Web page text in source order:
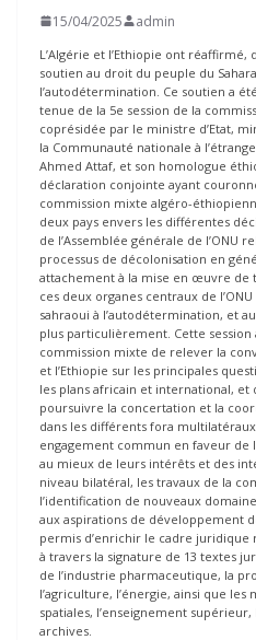
15/04/2025 admin
L’Algérie et l’Ethiopie ont
soutien au droit du peuple du
l’autodétermination. Ce soutien a
tenue de la 5e session de la
coprésidée par le ministre d’Etat,
la Communauté nationale à
Ahmed Attaf, et son homologue
déclaration conjointe ayant
commission mixte algéro-
deux pays envers les différentes
de l’Assemblée générale de l’ONU
processus de décolonisation en
attachement à la mise en œuvre de
ces deux organes centraux de
sahraoui à l’autodétermination, et
plus particulièrement. Cette session
commission mixte de relever la
et l’Ethiopie sur les principales
les plans africain et international, et
poursuivre la concertation et la
dans les différents fora
engagement commun en faveur de
au mieux de leurs intérêts et des
niveau bilatéral, les travaux de la
l’identification de nouveaux
aux aspirations de développement
permis d’enrichir le cadre juridique
à travers la signature de 13 textes
de l’industrie pharmaceutique, la
l’agriculture, l’énergie, ainsi que les
spatiales, l’enseignement
archives.